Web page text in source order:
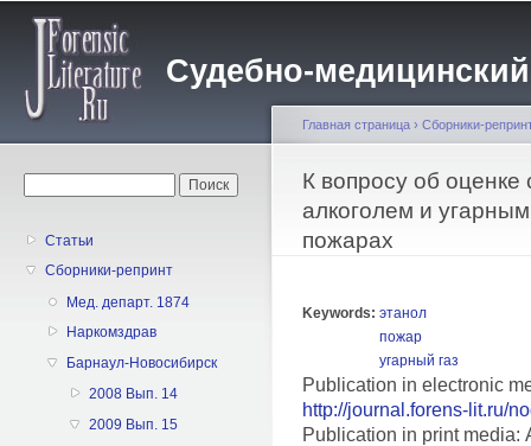
Судебно-
Статьи
Сборники-репринт
Мед. департ. 1874
Наркомздрав
Барнаул-Новосибирск
2008 Вып. 14
2009 Вып. 15
Вы здесь
Главная страница › Сборники-
К вопросу об оценке
алкоголем и
пожарах
Keywords: этанол
пожар
угарный газ
Publication in electronic
http://journal.forens-lit.ru/
Publication in print media: